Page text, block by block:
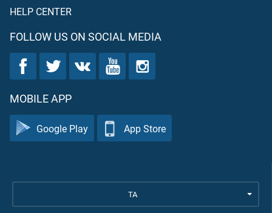
HELP CENTER
FOLLOW US ON SOCIAL MEDIA
MOBILE APP
Google Play App Store
TA